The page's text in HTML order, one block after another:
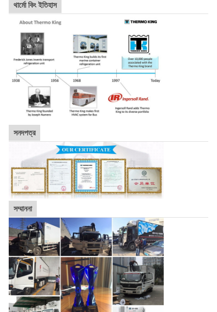
থার্মো কিং ইতিহাস
সনদপত্র
সম্মাননা